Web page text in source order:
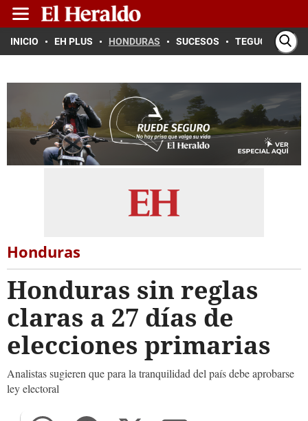
INICIO EH PLUS HONDURAS SUCESOS TEGUCIGALPA
Honduras
Honduras sin reglas
claras a 27 días de
elecciones primarias
Analistas sugieren que para la tranquilidad del país debe aprobarse
ley electoral